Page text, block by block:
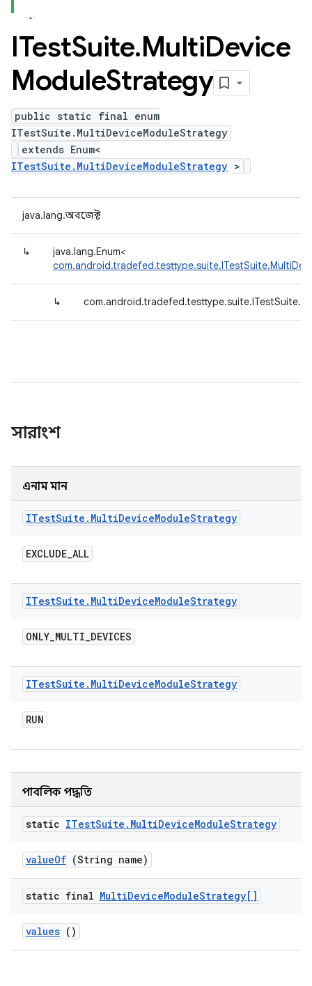
ITestSuite.MultiDevice
ModuleStrategy
public static final enum
ITestSuite.MultiDeviceModuleStrategy
extends Enum<
ITestSuite.MultiDeviceModuleStrategy >
java.lang.অবজেক্ট
↳
java.lang.Enum<
↳
সারাংশ
এনাম মান
ITestSuite . MultiDeviceModuleStrategy
EXCLUDE_ALL
ITestSuite . MultiDeviceModuleStrategy
ONLY_MULTI_DEVICES
ITestSuite . MultiDeviceModuleStrategy
RUN
পাবলিক পদ্ধতি
static ITestSuite . MultiDeviceModuleStrategy
valueOf (String name)
static final MultiDeviceModuleStrategy[]
values ()